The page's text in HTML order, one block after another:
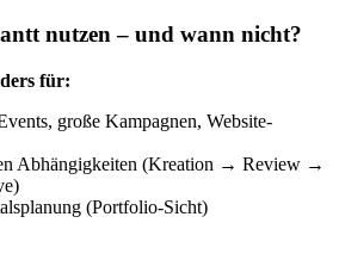
nutzen – und wann nicht?
für:
große Kampagnen, Website-
Abhängigkeiten (Kreation → Review →
(Portfolio-Sicht)